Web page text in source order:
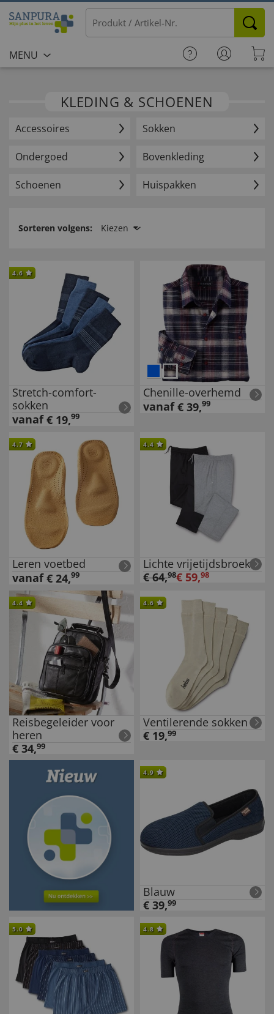
MENU
KLEDING & SCHOENEN
Accessoires Sokken
Ondergoed Bovenkleding
Schoenen Huispakken
Sorteren volgens: Kiezen
4.6
Stretch-comfort-
sokken
vanaf € 19,99
Chenille-overhemd
vanaf € 39,99
4.7
Leren voetbed
vanaf € 24,99
4.4
Lichte vrijetijdsbroek
€64,98€ 59,98
4.4
Reisbegeleider voor
heren
€ 34,99
4.6
Ventilerende sokken
€ 19,99
4.9
Blauw
€ 39,99
5.0 4.8